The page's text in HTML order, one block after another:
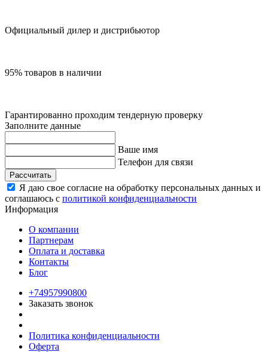
Официальный дилер и дистрибьютор
95% товаров в наличии
Гарантированно проходим тендерную проверку
Заполните данные
Ваше имя
Телефон для связи
Рассчитать
Я даю свое согласие на обработку персональных данных и
соглашаюсь с политикой конфиденциальности
Информация
О компании
Партнерам
Оплата и доставка
Контакты
Блог
+74957990800
Заказать звонок
Политика конфиденциальности
Оферта